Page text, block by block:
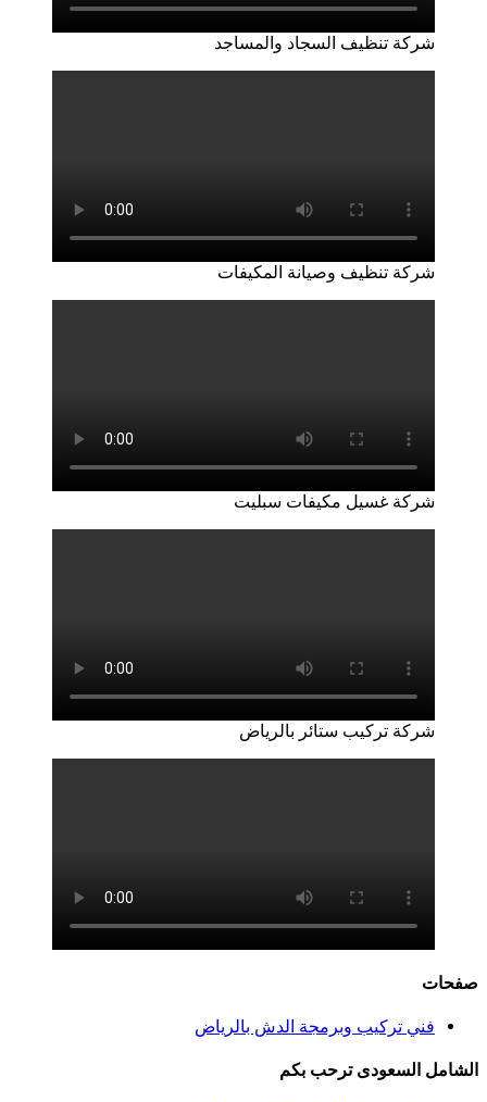
شركة تنظيف السجاد والمساجد
شركة تنظيف وصيانة المكيفات
شركة غسيل مكيفات سبليت
شركة تركيب ستائر بالرياض
صفحات
فني تركيب وبرمجة الدش بالرياض
الشامل السعودى ترحب بكم